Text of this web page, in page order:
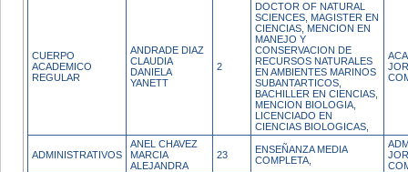
CUERPO
ACADEMICO
REGULAR
ANDRADE DIAZ
CLAUDIA
DANIELA
YANETT
2
DOCTOR OF NATURAL
SCIENCES, MAGISTER EN
CIENCIAS, MENCION EN
MANEJO Y
CONSERVACION DE
RECURSOS NATURALES
EN AMBIENTES MARINOS
SUBANTARTICOS,
BACHILLER EN CIENCIAS,
MENCION BIOLOGIA,
LICENCIADO EN
CIENCIAS BIOLOGICAS,
ADMINISTRATIVOS
ANEL CHAVEZ
MARCIA
ALEJANDRA
23
ENSEÑANZA MEDIA
COMPLETA,